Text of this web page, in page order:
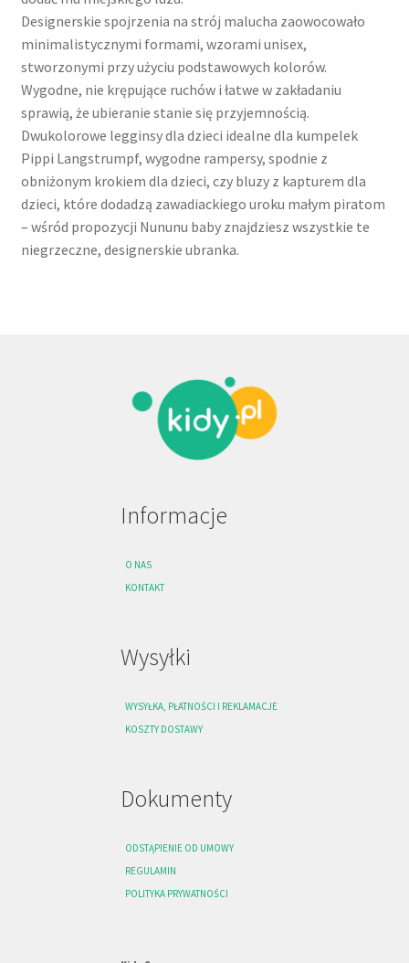
Designerskie spojrzenia na strój malucha zaowocowało
minimalistycznymi formami, wzorami unisex,
stworzonymi przy użyciu podstawowych kolorów.
Wygodne, nie krępujące ruchów i łatwe w zakładaniu
sprawią, że ubieranie stanie się przyjemnością.
Dwukolorowe legginsy dla dzieci idealne dla kumpelek
Pippi Langstrumpf, wygodne rampersy, spodnie z
obniżonym krokiem dla dzieci, czy bluzy z kapturem dla
dzieci, które dodadzą zawadiackiego uroku małym piratom
– wśród propozycji Nununu baby znajdziesz wszystkie te
niegrzeczne, designerskie ubranka.
Informacje
O NAS
KONTAKT
Wysyłki
WYSYŁKA, PŁATNOŚCI I REKLAMACJE
KOSZTY DOSTAWY
Dokumenty
ODSTĄPIENIE OD UMOWY
REGULAMIN
POLITYKA PRYWATNOŚCI